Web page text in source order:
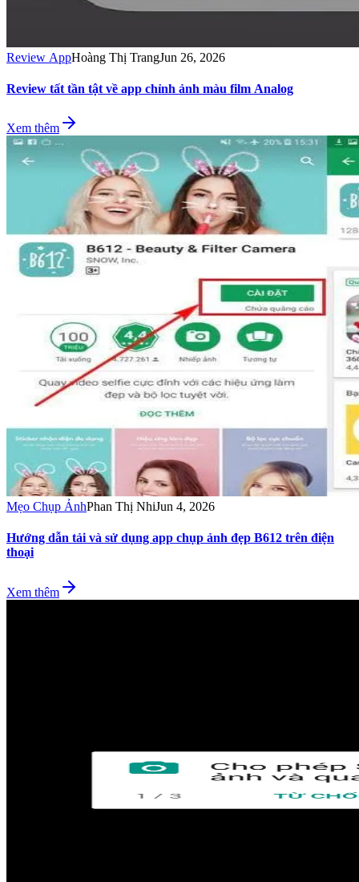
Review AppHoàng Thị TrangJun 26, 2026
Review tất tần tật về app chỉnh ảnh màu film Analog
Xem thêm
Mẹo Chụp ẢnhPhan Thị NhiJun 4, 2026
Hướng dẫn tải và sử dụng app chụp ảnh đẹp B612 trên điện
thoại
Xem thêm